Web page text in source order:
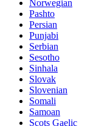
Norwegian
Pashto
Persian
Punjabi
Serbian
Sesotho
Sinhala
Slovak
Slovenian
Somali
Samoan
Scots Gaelic